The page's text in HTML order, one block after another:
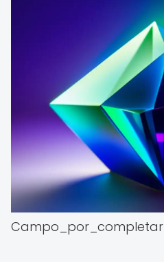
Campo_por_completar